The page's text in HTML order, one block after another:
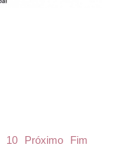
10 Próximo Fim